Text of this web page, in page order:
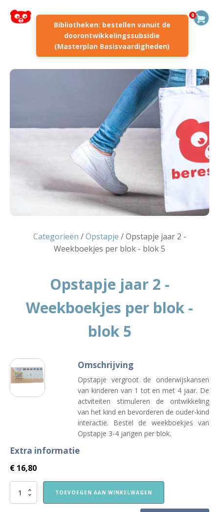
Bibliotheken: bestellen vanuit de
doorontwikkelingssubsidie
(Masterplan Basisvaardigheden)
0
Categorieën /Opstapje / Opstapje jaar 2 -
Weekboekjes per blok - blok 5
Opstapje jaar 2 -
Weekboekjes per blok -
blok 5
Omschrijving
Opstapje vergroot de onderwijskansen
van kinderen van 1 tot en met 4 jaar. De
actviteiten stimuleren de ontwikkeling
van het kind en bevorderen de ouder-kind
interactie. Bestel de weekboekjes van
Opstapje 3-4 jarigen per blok.
Extra informatie
€ 16,80
Opstapje
TOEVOEGEN AAN WINKELWAGEN